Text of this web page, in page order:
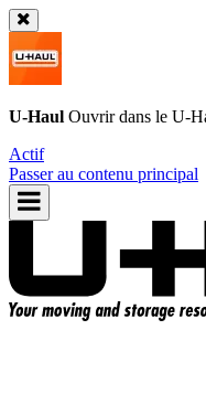
U-Haul Ouvrir dans le U-
Actif
Passer au contenu principal